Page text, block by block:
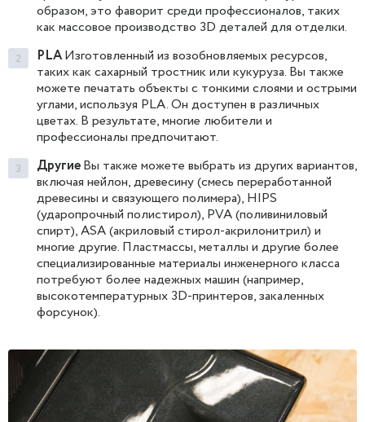
образом, это фаворит среди профессионалов, таких
как массовое производство 3D деталей для отделки.
PLAИзготовленный из возобновляемых ресурсов,
таких как сахарный тростник или кукуруза. Вы также
можете печатать объекты с тонкими слоями и острыми
углами, используя PLA. Он доступен в различных
цветах. В результате, многие любители и
профессионалы предпочитают.
ДругиеВы также можете выбрать из других вариантов,
включая нейлон, древесину (смесь переработанной
древесины и связующего полимера), HIPS
(ударопрочный полистирол), PVA (поливиниловый
спирт), ASA (акриловый стирол-акрилонитрил) и
многие другие. Пластмассы, металлы и другие более
специализированные материалы инженерного класса
потребуют более надежных машин (например,
высокотемпературных 3D-принтеров, закаленных
форсунок).